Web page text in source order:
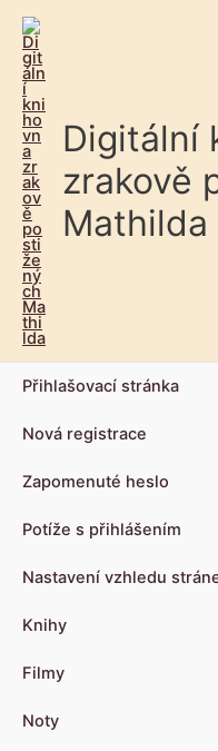
Digitální
zrakově
Mathilda
Přihlašovací stránka
Nová registrace
Zapomenuté heslo
Potíže s přihlášením
Nastavení vzhledu
Knihy
Filmy
Noty